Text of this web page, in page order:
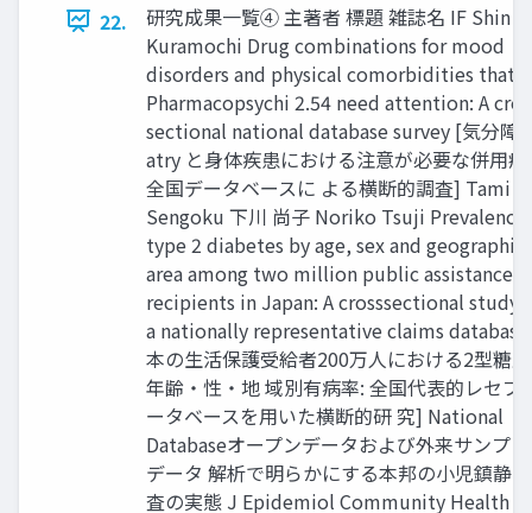
22.
研究成果一覧④ 主著者 標題 雑誌名 IF Shin
Kuramochi Drug combinations for mood
disorders and physical comorbidities that
Pharmacopsychi 2.54 need attention: A
sectional national database survey [気分障
atry と身体疾患における注意が必要な併用療
全国データベースに よる横断的調査] Tami
Sengoku 下川 尚子 Noriko Tsuji Prevalence
type 2 diabetes by age, sex and
area among two million public assistance
recipients in Japan: A crosssectional study
a nationally representative claims
本の生活保護受給者200万人における2型糖
年齢・性・地 域別有病率: 全国代表的レセプ
ータベースを用いた横断的研 究] National
Databaseオープンデータおよび外来サンプ
データ 解析で明らかにする本邦の小児鎮静
査の実態 J Epidemiol Community Health